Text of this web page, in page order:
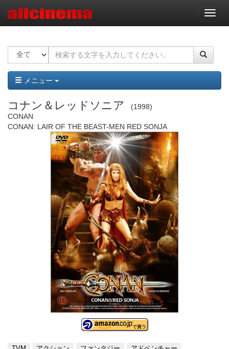
ナ
ビ
ー
ョ
ン
メニュー
コナン＆レッドソニア
1998
CONAN
CONAN: LAIR OF THE BEAST-MEN RED SONJA